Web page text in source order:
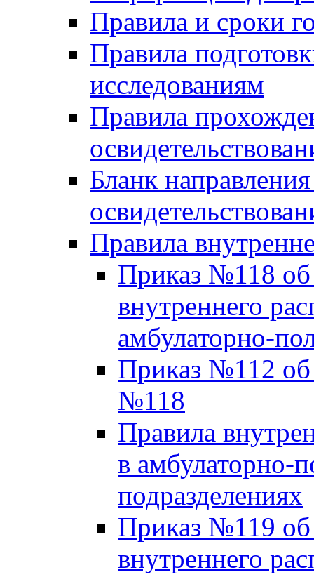
Правила и сроки
Правила
исследованиям
Правила
Бланк
Правила
Приказ №118 об
внутреннего
амбулаторно-
Приказ №112 об
№118
Правила
в амбулаторно-
подразделениях
Приказ №119 об
внутреннего